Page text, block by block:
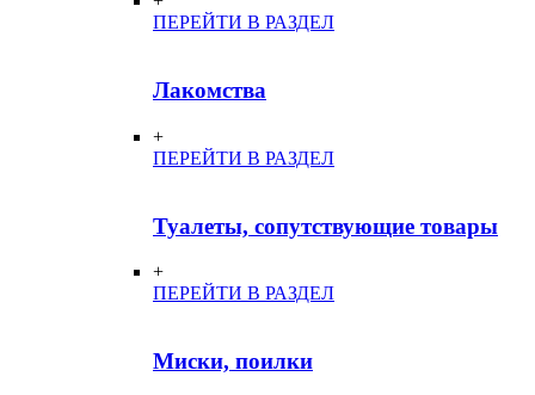
ПЕРЕЙТИ В РАЗДЕЛ
Лакомства
+
ПЕРЕЙТИ В РАЗДЕЛ
Туалеты, сопутствующие товары
+
ПЕРЕЙТИ В РАЗДЕЛ
Миски, поилки